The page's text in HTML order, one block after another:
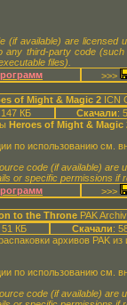
(if available) are licensed
any third-party code
files).
>>>
of Might & Magic 2 ICN
147 КБ Скачали:
Heroes of Might & Magic
по использованию см.
code (if available) are
or specific permissions if
>>>
to the ThronePAK
51 КБ Скачали:
архивов PAK из
по использованию см.
code (if available) are